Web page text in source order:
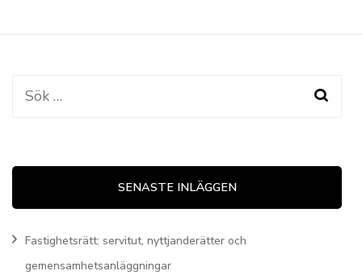
Sök
SENASTE INLÄGGEN
Fastighetsrätt: servitut, nyttjanderätter och
gemensamhetsanläggningar